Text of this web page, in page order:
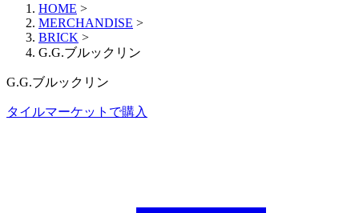
HOME >
MERCHANDISE >
BRICK >
G.G.ブルックリン
G.G.ブルックリン
タイルマーケットで購入